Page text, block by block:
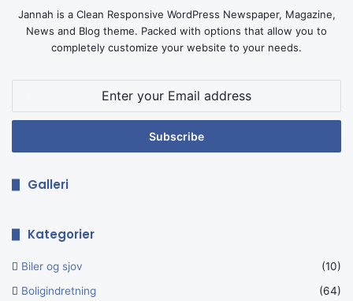
Jannah is a Clean Responsive WordPress Newspaper, Magazine,
News and Blog theme. Packed with options that allow you to
completely customize your website to your needs.
Email
Galleri
Kategorier
Biler og sjov
(10)
Boligindretning
(64)